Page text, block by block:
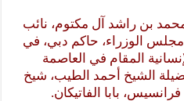
بن راشد آل مكتوم، نائب
الوزراء، حاكم دبي، في
المقام في العاصمة
الشيخ أحمد الطيب، شيخ
فرانسيس، بابا الفاتيكان.